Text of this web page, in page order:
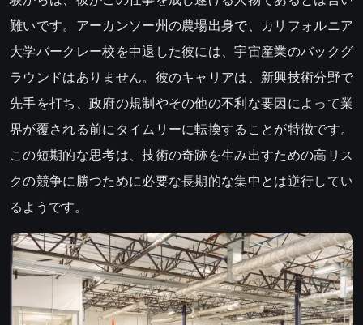
難いです。アーカンソー州の農場出身で、カリフォルニア
大学バークレー校を中退した彼には、宇宙産業のバックグ
ラウンドはありません。彼のキャリアは、新興技術分野で
先手を打ち、政府の規制やその他の不利な要因によって業
界が覆される前にタイムリーに転換することが特徴です。
この短期的な思考は、技術の奇跡を生み出すための高リス
クの競争に勝つために必要な長期的な集中とは逆行してい
るようです。